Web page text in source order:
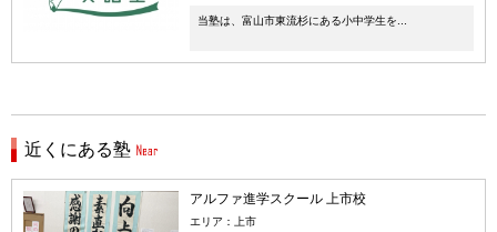
当塾は、富山市東流杉にある小中学生を...
近くにある塾
アルファ進学スクール 上市校
エリア：上市